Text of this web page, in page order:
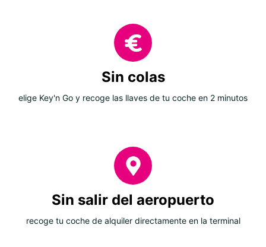
Sin colas
elige Key'n Go y recoge las llaves de tu coche en 2 minutos
Sin salir del aeropuerto
recoge tu coche de alquiler directamente en la terminal